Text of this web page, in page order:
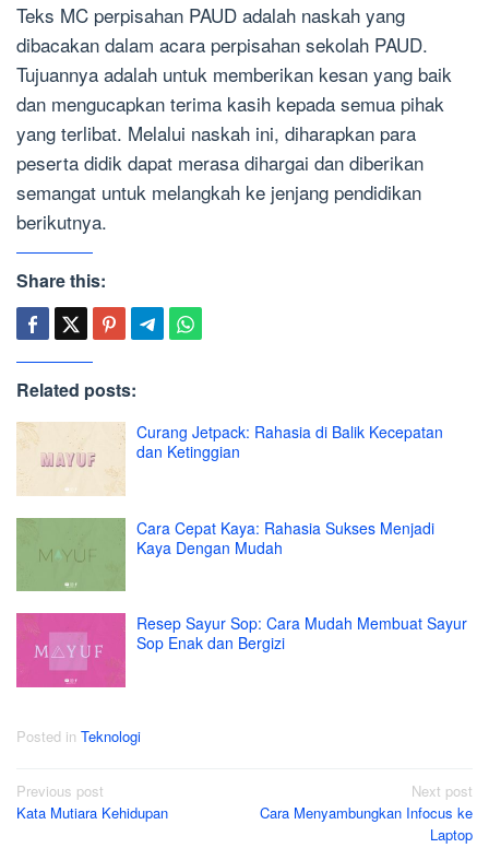
Teks MC perpisahan PAUD adalah naskah yang
dibacakan dalam acara perpisahan sekolah PAUD.
Tujuannya adalah untuk memberikan kesan yang baik
dan mengucapkan terima kasih kepada semua pihak
yang terlibat. Melalui naskah ini, diharapkan para
peserta didik dapat merasa dihargai dan diberikan
semangat untuk melangkah ke jenjang pendidikan
berikutnya.
Share this:
Related posts:
Curang Jetpack: Rahasia di Balik Kecepatan
dan Ketinggian
Cara Cepat Kaya: Rahasia Sukses Menjadi
Kaya Dengan Mudah
Resep Sayur Sop: Cara Mudah Membuat Sayur
Sop Enak dan Bergizi
Posted in Teknologi
Post
navigation
Previous post
Kata Mutiara Kehidupan
Next post
Cara Menyambungkan Infocus ke
Laptop